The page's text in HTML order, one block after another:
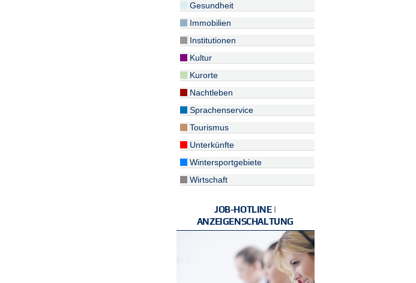
Gesundheit
Immobilien
Institutionen
Kultur
Kurorte
Nachtleben
Sprachenservice
Tourismus
Unterkünfte
Wintersportgebiete
Wirtschaft
JOB-HOTLINE |
ANZEIGENSCHALTUNG